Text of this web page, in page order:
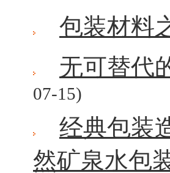
包装材
无可替代
07-15)
经典包装
然矿泉水包